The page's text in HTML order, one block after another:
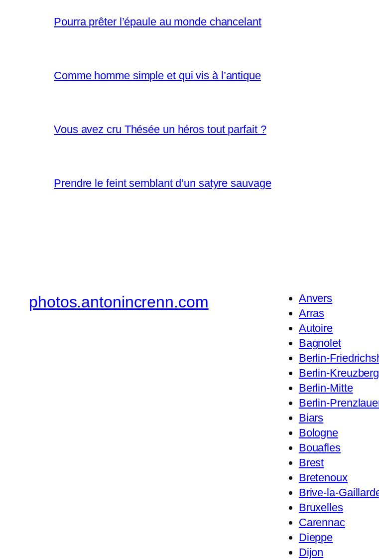
Pourra prêter l’épaule au monde chancelant
Comme homme simple et qui vis à l’antique
Vous avez cru Thésée un héros tout parfait ?
Prendre le feint semblant d’un satyre sauvage
photos.antonincrenn.com
Anvers
Arras
Autoire
Bagnolet
Berlin-
Berlin-Kreuzberg
Berlin-Mitte
Berlin-
Biars
Bologne
Bouafles
Brest
Bretenoux
Brive-la-
Bruxelles
Carennac
Dieppe
Dijon